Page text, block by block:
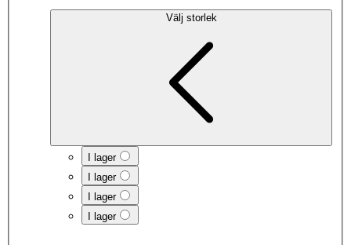
Välj storlek
I lager
I lager
I lager
I lager